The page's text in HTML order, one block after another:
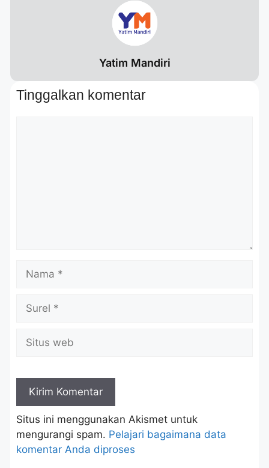
Yatim Mandiri
Tinggalkan komentar
Situs ini menggunakan Akismet untuk
mengurangi spam. Pelajari bagaimana data
komentar Anda diproses